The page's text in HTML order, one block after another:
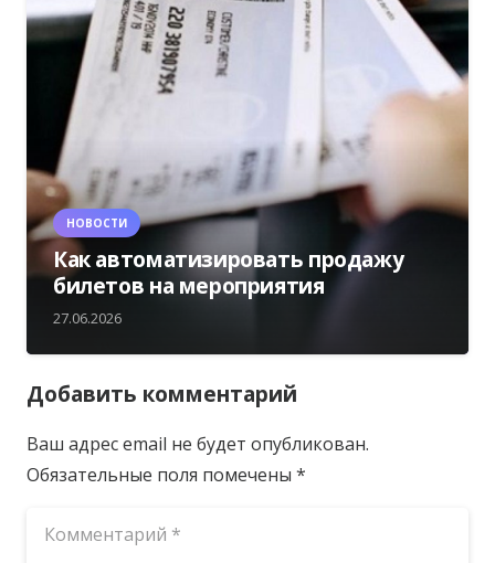
НОВОСТИ
Как автоматизировать продажу
билетов на мероприятия
27.06.2026
Добавить комментарий
Ваш адрес email не будет опубликован.
Обязательные поля помечены *